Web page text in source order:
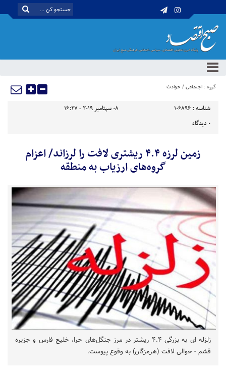
گروه : اجتماعی/حوادث
شناسه : 106896
08 سپتامبر 2019 - 16:27
0 دیدگاه
زمین لرزه ۴.۴ ریشتری لافت را لرزاند/ اعزام
گروه‌های ارزیاب به منطقه
زلزله ای به بزرگی ۴.۴ ریشتر در مرز جنگل‌های حرا، خلیج فارس و جزیره
قشم - حوالی لافت (هرمزگان) به وقوع پیوست.